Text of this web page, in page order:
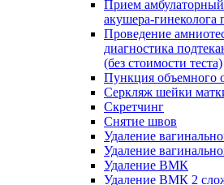
Прием амбулаторный
акушера-гинеколога
Проведение
диагностика
(без стоимости теста)
Пункция объемного
Серкляж шейки
Скретчинг
Снятие швов
Удаление
Удаление
Удаление ВМК
Удаление ВМК 2